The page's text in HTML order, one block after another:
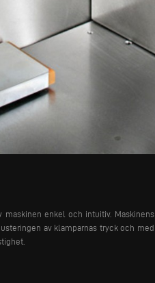
enkel och intuitiv. Maskinens
av klamparnas tryck och med